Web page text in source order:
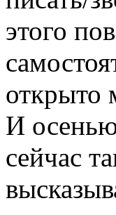
этого
открыто
И
сейчас